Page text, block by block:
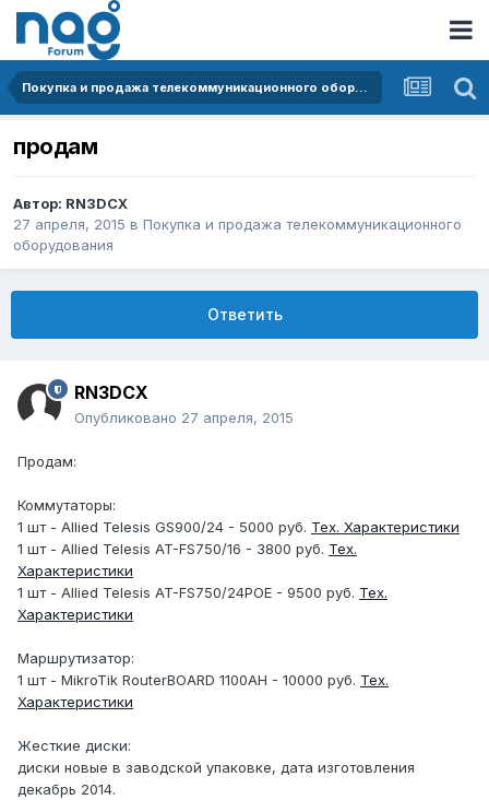
Покупка и продажа телекоммуникационного оборудования
продам
Автор: RN3DCX
27 апреля, 2015 в Покупка и продажа телекоммуникационного
оборудования
Ответить
RN3DCX
Опубликовано 27 апреля, 2015
Продам:
Коммутаторы:
1 шт - Allied Telesis GS900/24 - 5000 руб. Тех. Характеристики
1 шт - Allied Telesis AT-FS750/16 - 3800 руб. Тех.
Характеристики
1 шт - Allied Telesis AT-FS750/24POE - 9500 руб. Тех.
Характеристики
Маршрутизатор:
1 шт - MikroTik RouterBOARD 1100AH - 10000 руб. Тех.
Характеристики
Жесткие диски:
диски новые в заводской упаковке, дата изготовления
декабрь 2014.